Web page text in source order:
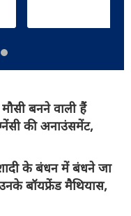
बनने वाली हैं
की अनाउंसमेंट,
के बंधन में बंधने जा
बॉयफ्रेंड मैथियास,